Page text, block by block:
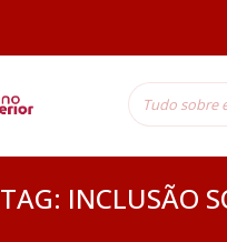
TAG: INCLUSÃO